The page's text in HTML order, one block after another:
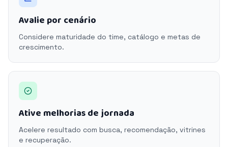
Avalie por cenário
Considere maturidade do time, catálogo e metas de
crescimento.
Ative melhorias de jornada
Acelere resultado com busca, recomendação, vitrines
e recuperação.